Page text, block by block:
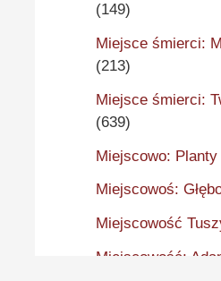
(149)
Miejsce śmierci:
(213)
Miejsce śmierci:
(639)
Miejscowo: Planty
Miejscowoś:
Miejscowość
Miejscowość: